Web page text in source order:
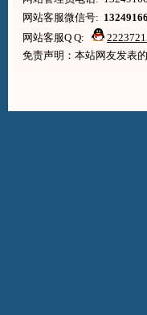
网站客服微信号:
网站客服Q Q:
免责声明：本站网友发表